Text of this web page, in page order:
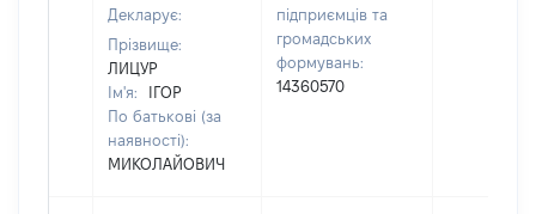
Декларує:
Прізвище:
ЛИЦУР
Ім'я:
ІГОР
По батькові (за
наявності):
МИКОЛАЙОВИЧ
підприємців та
громадських
формувань:
14360570